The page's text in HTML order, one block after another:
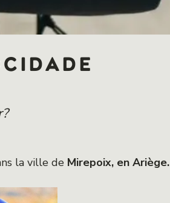
la ville de Mirepoix, en Ariège.